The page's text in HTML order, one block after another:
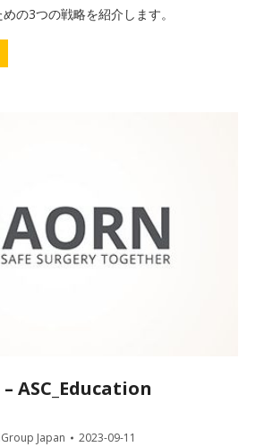
の3つの戦略を紹介します。
ASC_Education
iGroup Japan 2023-09-11